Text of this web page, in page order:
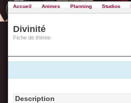
Accueil Animes Planning Studios
Divinité
Fiche de thème
Description